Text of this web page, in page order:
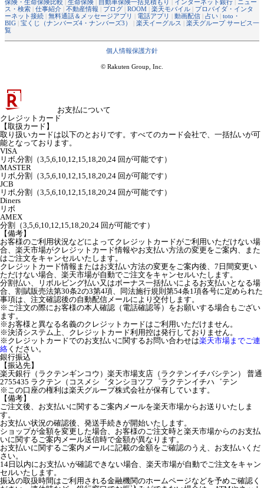
保険・生命保険比較 生命保険 自動車保険一括見積もり インターネット銀行
ニュー
ス・検索 | 仕事紹介 | 不動産情報 | ブログ | ROOM | 楽天モバイル | プロバイダ・インタ
ーネット接続 | 無料通話＆メッセージアプリ | 電話アプリ | 動画配信 | 占い | toto・
BIG | 宝くじ（ナンバーズ4・ナンバーズ3） | 楽天イーグルス | 楽天グループ サービス一
覧
個人情報保護方針
© Rakuten Group, Inc.
お支払について
クレジットカード
【取扱カード】
取り扱いカードは以下のとおりです。すべてのカード会社で、一括払いが可
能となっております。
VISA
リボ,分割（3,5,6,10,12,15,18,20,24 回が可能です）
MASTER
リボ,分割（3,5,6,10,12,15,18,20,24 回が可能です）
JCB
リボ,分割（3,5,6,10,12,15,18,20,24 回が可能です）
Diners
リボ
AMEX
分割（3,5,6,10,12,15,18,20,24 回が可能です）
【備考】
お客様のご利用状況などによってクレジットカードがご利用いただけない場
合、楽天市場がクレジットカード情報やお支払い方法の変更をご案内、また
はご注文をキャンセルいたします。
クレジットカード情報またはお支払い方法の変更をご案内後、7日間変更い
ただけない場合、楽天市場が自動でご注文をキャンセルいたします。
分割払い、リボルビング払い又はボーナス一括払いによるお支払いとなる場
合、割賦販売法第30条2の3第4項、同法施行規則第54条1項各号に定められた
事項は、注文確認後の自動配信メールにより交付します。
※ご注文の際にお客様の本人確認（電話確認等）をお願いする場合もござい
ます。
※お客様と異なる名義のクレジットカードはご利用いただけません。
※決済システム上、クレジットカード利用控は発行しておりません。
※クレジットカードでのお支払いに関するお問い合わせは楽天市場までご連
絡 ください。
銀行振込
【振込先】
楽天銀行（ラクテンギンコウ）楽天市場支店（ラクテンイチバシテン） 普通
2755435 ラクテン（コスメシ゛タンシヨツフ゜ラクテンイチハ゛テン
※この口座の権利は楽天グループ株式会社が保有しています。
【備考】
ご注文後、お支払いに関するご案内メールを楽天市場からお送りいたしま
す。
お支払い状況の確認後、発送手続きが開始いたします。
ショップが金額を変更した場合、お客様のご注文時と楽天市場からのお支払
いに関するご案内メール送信時で金額が異なります。
お支払いに関するご案内メールに記載の金額をご確認のうえ、お支払いくだ
さい。
14日以内にお支払いが確認できない場合、楽天市場が自動でご注文をキャン
セルいたします。
振込の取扱時間はご利用される金融機関のホームページなどを予めご確認く